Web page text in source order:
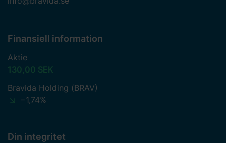
Finansiell information
Aktie
130,00 SEK
Bravida Holding (BRAV)
−1,74%
Din integritet